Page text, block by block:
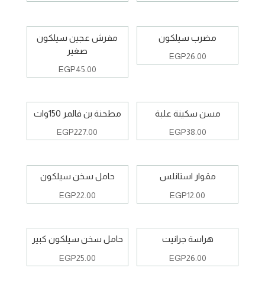
مضرب سيلكون
EGP26.00
مفرش عجين سيلكون
صغير
EGP45.00
مسن سكينة علبة
EGP38.00
مطحنة بن فالمر 150وات
EGP227.00
مقوار استانلس
EGP12.00
حامل سخن سيلكون
EGP22.00
هراسة جرانيت
EGP26.00
حامل سخن سيلكون كبير
EGP25.00